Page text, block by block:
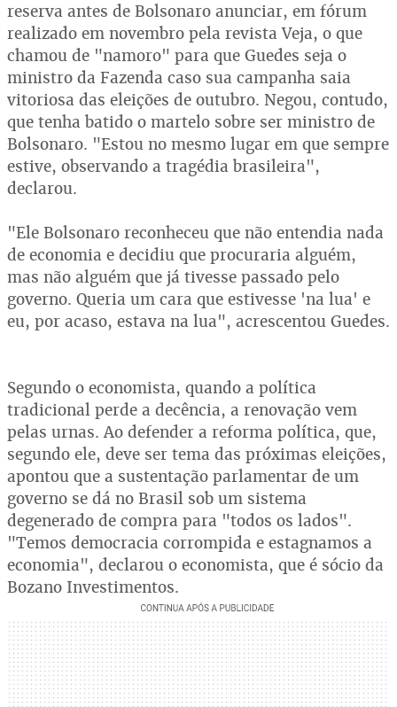
reserva antes de Bolsonaro anunciar, em fórum
realizado em novembro pela revista Veja, o que
chamou de "namoro" para que Guedes seja o
ministro da Fazenda caso sua campanha saia
vitoriosa das eleições de outubro. Negou, contudo,
que tenha batido o martelo sobre ser ministro de
Bolsonaro. "Estou no mesmo lugar em que sempre
estive, observando a tragédia brasileira",
declarou.
"Ele Bolsonaro reconheceu que não entendia nada
de economia e decidiu que procuraria alguém,
mas não alguém que já tivesse passado pelo
governo. Queria um cara que estivesse 'na lua' e
eu, por acaso, estava na lua", acrescentou Guedes.
Segundo o economista, quando a política
tradicional perde a decência, a renovação vem
pelas urnas. Ao defender a reforma política, que,
segundo ele, deve ser tema das próximas eleições,
apontou que a sustentação parlamentar de um
governo se dá no Brasil sob um sistema
degenerado de compra para "todos os lados".
"Temos democracia corrompida e estagnamos a
economia", declarou o economista, que é sócio da
Bozano Investimentos.